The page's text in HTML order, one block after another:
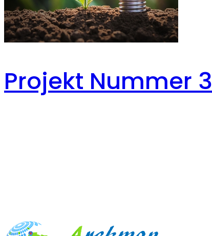
Projekt Nummer 3